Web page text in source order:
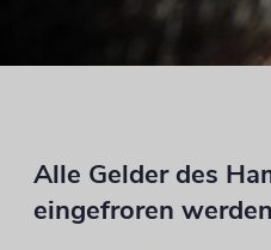
Alle Gelder des
eingefroren werden